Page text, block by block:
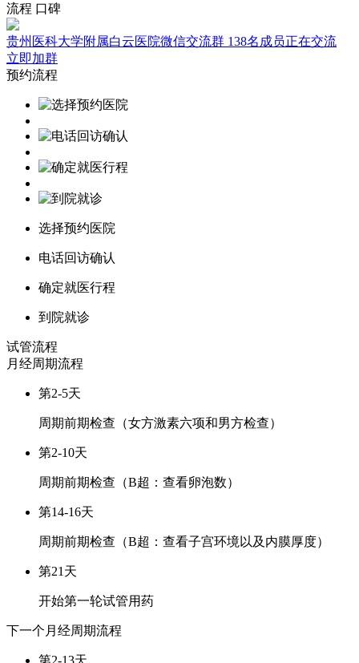
流程 口碑
贵州医科大学附属白云医院微信交流群 138名成员正在交流
立即加群
预约流程
选择预约医院
电话回访确认
确定就医行程
到院就诊
试管流程
月经周期流程
第2-5天
周期前期检查（女方激素六项和男方检查）
第2-10天
周期前期检查（B超：查看卵泡数）
第14-16天
周期前期检查（B超：查看子宫环境以及内膜厚度）
第21天
开始第一轮试管用药
下一个月经周期流程
第2-13天